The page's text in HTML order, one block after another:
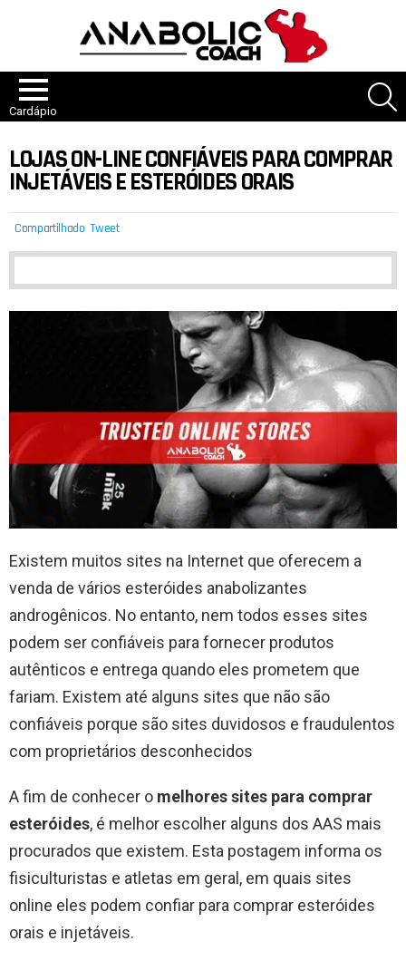
Cardápio
LOJAS ON-LINE CONFIÁVEIS PARA COMPRAR
INJETÁVEIS E ESTERÓIDES ORAIS
Compartilhado Tweet
Existem muitos sites na Internet que oferecem a
venda de vários esteróides anabolizantes
androgênicos. No entanto, nem todos esses sites
podem ser confiáveis para fornecer produtos
autênticos e entrega quando eles prometem que
fariam. Existem até alguns sites que não são
confiáveis porque são sites duvidosos e fraudulentos
com proprietários desconhecidos
A fim de conhecer o melhores sites para comprar
esteróides, é melhor escolher alguns dos AAS mais
procurados que existem. Esta postagem informa os
fisiculturistas e atletas em geral, em quais sites
online eles podem confiar para comprar esteróides
orais e injetáveis.